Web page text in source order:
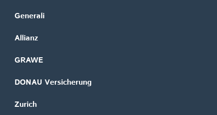
Generali
Allianz
GRAWE
DONAU Versicherung
Zurich